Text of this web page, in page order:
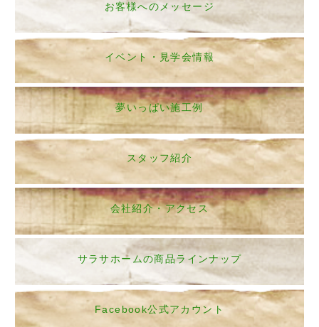
お客様へのメッセージ
イベント・見学会情報
夢いっぱい施工例
スタッフ紹介
会社紹介・アクセス
サラサホームの商品ラインナップ
Facebook公式アカウント